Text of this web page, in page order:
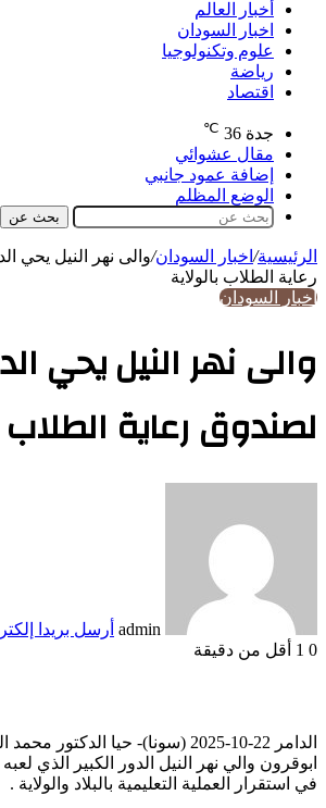
أخبار العالم
اخبار السودان
علوم وتكنولوجيا
رياضة
اقتصاد
جدة 36
℃
مقال عشوائي
إضافة عمود جانبي
الوضع المظلم
بحث عن
الرئيسية/ اخبار السودان/والى نهر النيل يحي
رعاية الطلاب بالولاية
اخبار السودان
والى نهر النيل يحي
لصندوق رعاية الطلاب
admin أرسل بريدا
0
أقل من دقيقة
الدامر 22-10-2025 (سونا)- حيا
ابوقرون والي نهر النيل الدور الكبير الذي
في استقرار العملية التعليمية بالبلاد والولاية .